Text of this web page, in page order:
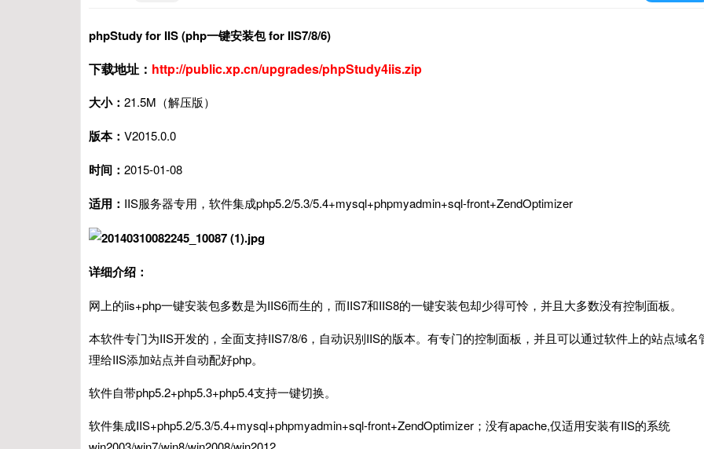
phpStudy for IIS (php一键安装包 for IIS7/8/6)
下载地址： http://public.xp.cn/upgrades/phpStudy4iis.zip
大小： 21.5M（解压版）
版本： V2015.0.0
时间： 2015-01-08
适用： IIS服务器专用，软件集成php5.2/5.3/5.4+mysql+phpmyadmin+sql-front+ZendOptimizer
详细介绍：
网上的iis+php一键安装包多数是为IIS6而生的，而IIS7和IIS8的一键安装包却少得可怜，并且大多数没有控制面板。
本软件专门为IIS开发的，全面支持IIS7/8/6，自动识别IIS的版本。有专门的控制面板，并且可以通过软件上的站点域名
理给IIS添加站点并自动配好php。
软件自带php5.2+php5.3+php5.4支持一键切换。
软件集成IIS+php5.2/5.3/5.4+mysql+phpmyadmin+sql-front+ZendOptimizer；没有apache,仅适用安装有IIS的系统